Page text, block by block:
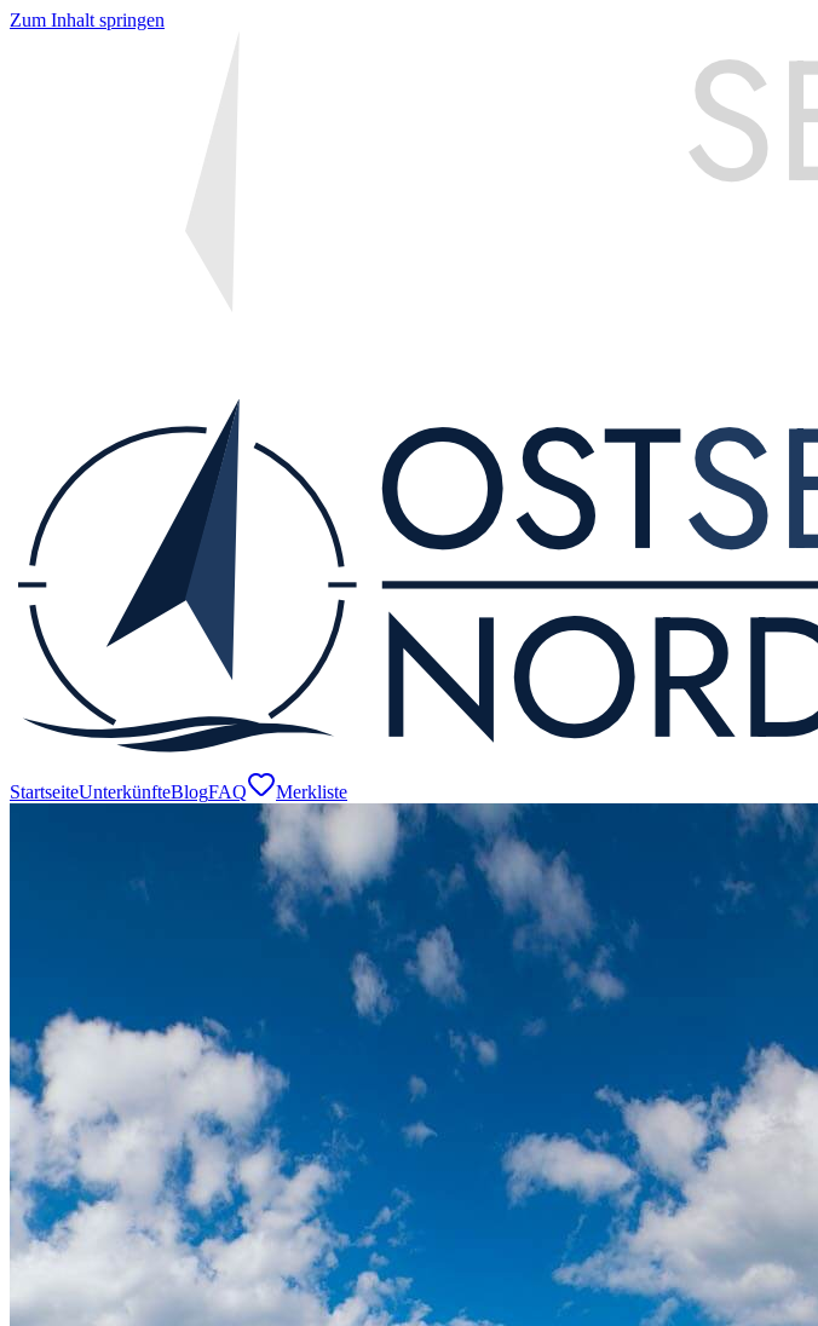
Zum Inhalt springen
StartseiteUnterkünfteBlogFAQ Merkliste